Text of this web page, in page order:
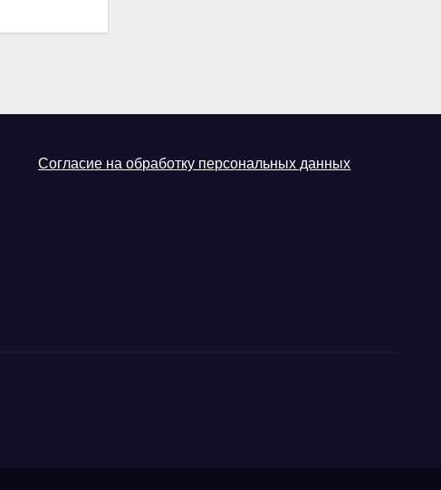
Согласие на обработку персональных данных